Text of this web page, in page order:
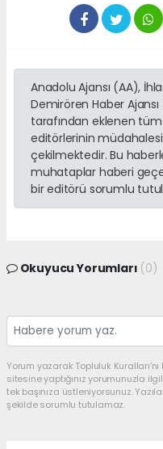
Anadolu Ajansı (AA),
Demirören Haber
tarafından eklenen
editörlerinin
çekilmektedir. Bu
muhataplar haberi
bir editörü sorumlu
Okuyucu Yorumları (0)
Yorum yazarak Topluluk
sitesine yaptığınız yorumunuzla
tek başınıza üstleniyorsunuz.
şekilde sorumlu tutulamaz.